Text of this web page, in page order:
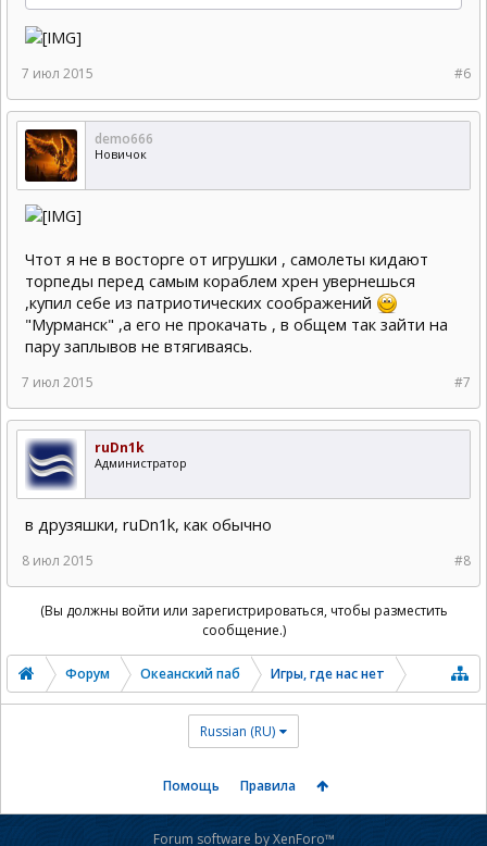
#6
7 июл 2015
demo666
Новичок
Чтот я не в восторге от игрушки , самолеты кидают
торпеды перед самым кораблем хрен увернешься
,купил себе из патриотических соображений
"Мурманск" ,а его не прокачать , в общем так зайти на
пару заплывов не втягиваясь.
#7
7 июл 2015
ruDn1k
Администратор
в друзяшки, ruDn1k, как обычно
#8
8 июл 2015
(Вы должны войти или зарегистрироваться, чтобы разместить
сообщение.)
Форум Океанский паб Игры, где нас нет
Russian (RU)
Помощь Правила
Forum software by XenForo™